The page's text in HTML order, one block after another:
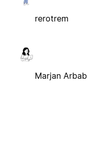
rerotrem
Marjan Arbab